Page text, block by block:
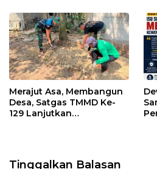
Merajut Asa, Membangun
Desa, Satgas TMMD Ke-
129 Lanjutkan
Tinggalkan Balasan